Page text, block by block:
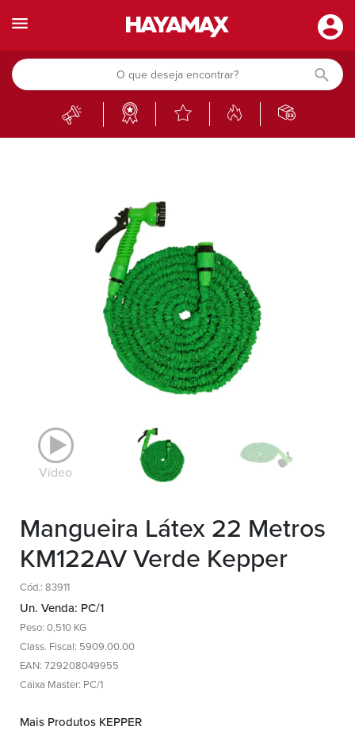
Vídeo
Mangueira Látex 22 Metros
KM122AV Verde Kepper
Cód.: 83911
Un. Venda: PC/1
Peso: 0,510 KG
Class. Fiscal: 5909.00.00
EAN: 729208049955
Caixa Master: PC/1
Mais Produtos KEPPER